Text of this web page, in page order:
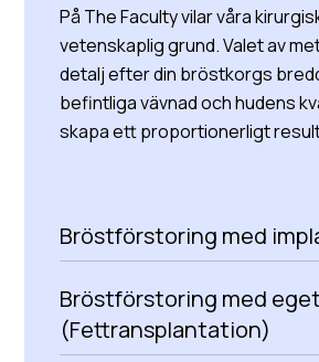
På The Faculty vilar våra
vetenskaplig grund. Valet av
detalj efter din bröstkorgs
befintliga vävnad och hudens
skapa ett proportionerligt
Bröstförstoring med
Bröstförstoring med
(Fettransplantation)